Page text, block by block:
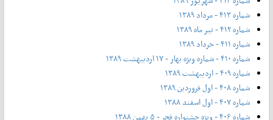
شماره ۴۱۳ - مرداد ۱۳۸۹
شماره ۴۱۲ - تیر ماه ۱۳۸۹
شماره ۴۱۱ - خرداد ۱۳۸۹
شماره ۴۱۰ - شماره ویژه بهار - ۱۷ اردیبهشت ۱۳۸۹
شماره ۴۰۹ - اردیبهشت ۱۳۸۹
شماره ۴۰۸ - اول فروردین ۱۳۸۹
شماره ۴۰۷ - اول اسفند ۱۳۸۸
شماره ۴۰۶ - ویژه جشنواره فجر - ۵ بهمن ۱۳۸۸